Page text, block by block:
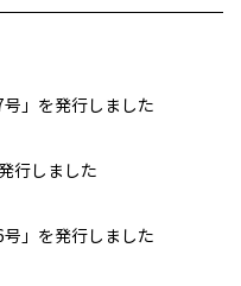
」を発行しました
行しました
」を発行しました